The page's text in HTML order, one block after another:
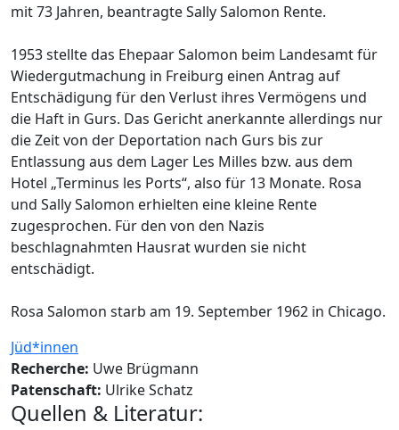
mit 73 Jahren, beantragte Sally Salomon Rente.
1953 stellte das Ehepaar Salomon beim Landesamt für
Wiedergutmachung in Freiburg einen Antrag auf
Entschädigung für den Verlust ihres Vermögens und
die Haft in Gurs. Das Gericht anerkannte allerdings nur
die Zeit von der Deportation nach Gurs bis zur
Entlassung aus dem Lager Les Milles bzw. aus dem
Hotel „Terminus les Ports“, also für 13 Monate. Rosa
und Sally Salomon erhielten eine kleine Rente
zugesprochen. Für den von den Nazis
beschlagnahmten Hausrat wurden sie nicht
entschädigt.
Rosa Salomon starb am 19. September 1962 in Chicago.
Jüd*innen
Recherche: Uwe Brügmann
Patenschaft: Ulrike Schatz
Quellen & Literatur: